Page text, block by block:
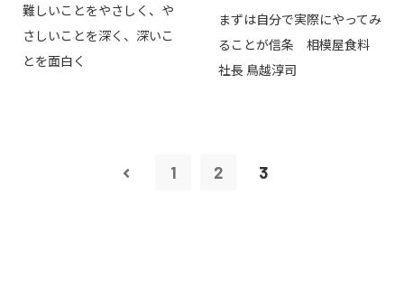
難しいことをやさしく、や
さしいことを深く、深いこ
とを面白く
まずは自分で実際にやってみ
ることが信条 相模屋食料
社長 鳥越淳司
1 2 3